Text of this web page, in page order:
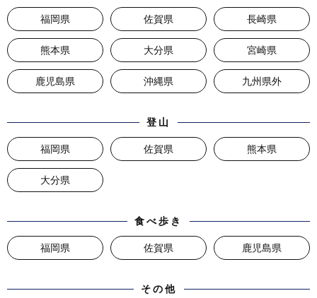
福岡県 佐賀県 長崎県
熊本県 大分県 宮崎県
鹿児島県 沖縄県 九州県外
登山
福岡県 佐賀県 熊本県
大分県
食べ歩き
福岡県 佐賀県 鹿児島県
その他